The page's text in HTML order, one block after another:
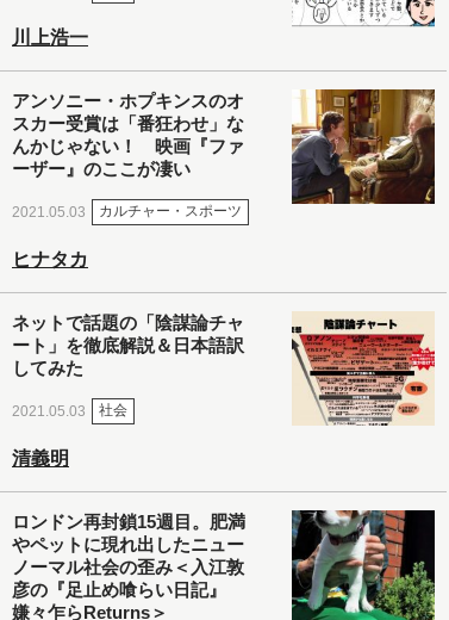
川上浩一
アンソニー・ホプキンスのオ
スカー受賞は「番狂わせ」な
んかじゃない！ 映画『ファ
ーザー』のここが凄い
2021.05.03 カルチャー・スポーツ
ヒナタカ
ネットで話題の「陰謀論チャ
ート」を徹底解説＆日本語訳
してみた
2021.05.03 社会
清義明
ロンドン再封鎖15週目。肥満
やペットに現れ出したニュー
ノーマル社会の歪み＜入江敦
彦の『足止め喰らい日記』
嫌々乍らReturns＞